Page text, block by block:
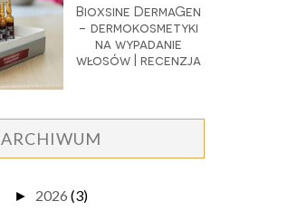
Bioxsine DermaGen
- dermokosmetyki
na wypadanie
włosów | recenzja
ARCHIWUM
► 2026 (3)